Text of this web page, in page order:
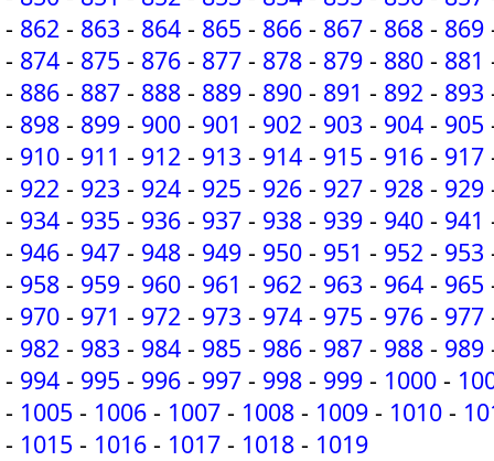
- 862 - 863 - 864 - 865 - 866 - 867 - 868 - 869
- 874 - 875 - 876 - 877 - 878 - 879 - 880 - 881
- 886 - 887 - 888 - 889 - 890 - 891 - 892 - 893
- 898 - 899 - 900 - 901 - 902 - 903 - 904 - 905
- 910 - 911 - 912 - 913 - 914 - 915 - 916 - 917
- 922 - 923 - 924 - 925 - 926 - 927 - 928 - 929
- 934 - 935 - 936 - 937 - 938 - 939 - 940 - 941
- 946 - 947 - 948 - 949 - 950 - 951 - 952 - 953
- 958 - 959 - 960 - 961 - 962 - 963 - 964 - 965
- 970 - 971 - 972 - 973 - 974 - 975 - 976 - 977
- 982 - 983 - 984 - 985 - 986 - 987 - 988 - 989
- 994 - 995 - 996 - 997 - 998 - 999 - 1000 -
- 1005 - 1006 - 1007 - 1008 - 1009 - 1010 -
- 1015 - 1016 - 1017 - 1018 - 1019